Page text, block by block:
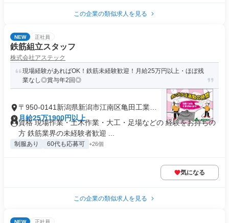
この企業の類似求人を見る
NEW 正社員
鉄筋組立スタッフ
株式会社アステック
現場経験があればOK！鉄筋未経験歓迎！月給25万円以上・ほぼ残
業なし◎賞与年2回◎
〒950-0141新潟県新潟市江南区亀田工業団
地
月給25万1900円以上
資格 現場作業・土木作業・大工・足場などの 経験をお持ちの
方 鉄筋業界の未経験者歓迎 ...
制服あり 60代も応募可 +26個
気になる
この企業の類似求人を見る
NEW 正社員